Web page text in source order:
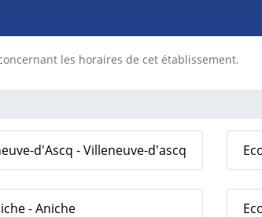
les horaires de cet établissement.
d'Ascq - Villeneuve-d'ascq
- Aniche